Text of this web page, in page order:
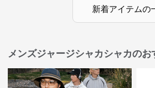
新着アイテムの
メンズジャージシャカシャカのお